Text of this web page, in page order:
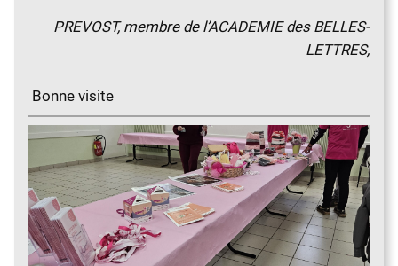
PREVOST, membre de l’ACADEMIE des BELLES-
LETTRES,
Bonne visite